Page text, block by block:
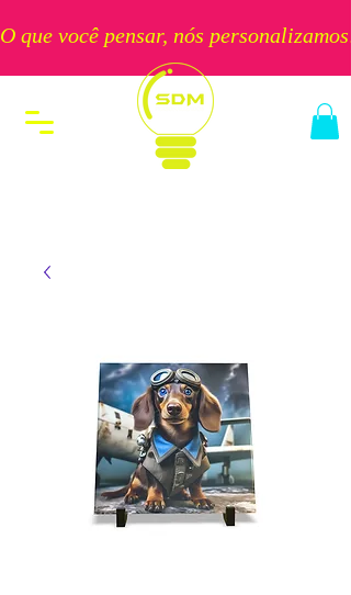
O que você pensar, nós personalizamos!